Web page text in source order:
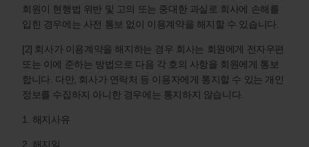
회원이 현행법 위반 및 고의 또는 중대한 과실로 회사에 손해를
입힌 경우에는 사전 통보 없이 이용계약을 해지할 수 있습니다.
[2] 회사가 이용계약을 해지하는 경우 회사는 회원에게 전자우편
또는 이에 준하는 방법으로 다음 각 호의 사항을 회원에게 통보
합니다. 다만, 회사가 연락처 등 이용자에게 통지할 수 있는 개인
정보를 수집하지 아니한 경우에는 통지하지 않습니다.
1. 해지사유
2. 해지일